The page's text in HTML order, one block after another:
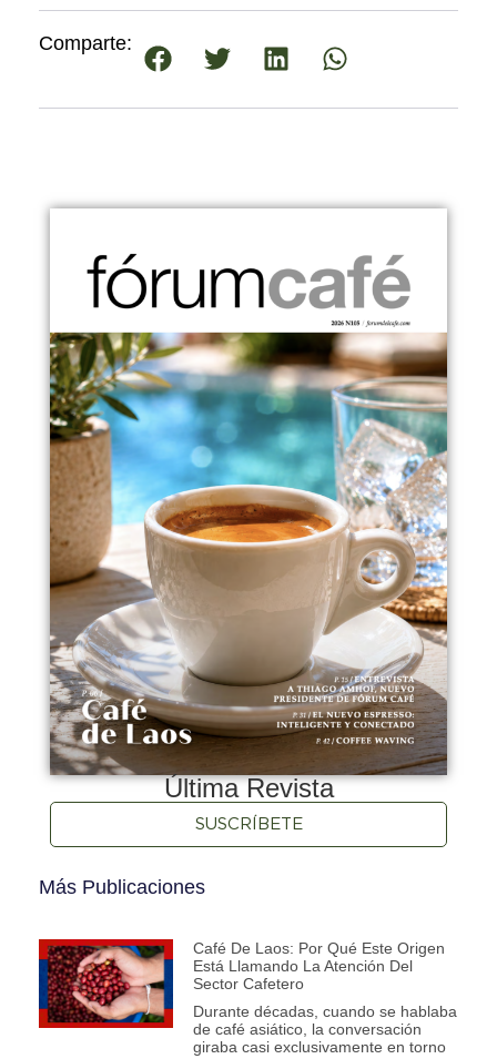
Comparte:
Última Revista
SUSCRÍBETE
Más Publicaciones
Café De Laos: Por Qué Este Origen
Está Llamando La Atención Del
Sector Cafetero
Durante décadas, cuando se hablaba
de café asiático, la conversación
giraba casi exclusivamente en torno